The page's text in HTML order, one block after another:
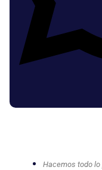
Hacemos todo